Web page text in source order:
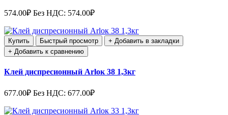
574.00₽ Без НДС: 574.00₽
Купить Быстрый просмотр
+ Добавить в закладки
+ Добавить к сравнению
Клей диспресионный Arloк 38 1,3кг
677.00₽ Без НДС: 677.00₽